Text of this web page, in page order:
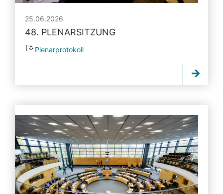
25.06.2026
48. PLENARSITZUNG
Plenarprotokoll